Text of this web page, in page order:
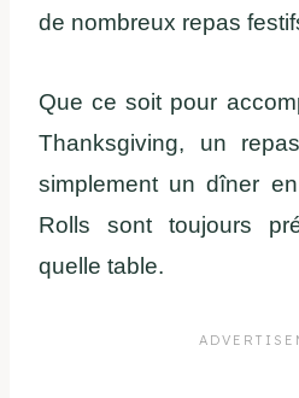
de nombreux repas
Que ce soit pour
Thanksgiving, un
simplement un dîner
Rolls sont toujours
quelle table.